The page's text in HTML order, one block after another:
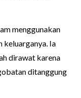
menggunakan
keluarganya. Ia
dirawat karena
ditanggung